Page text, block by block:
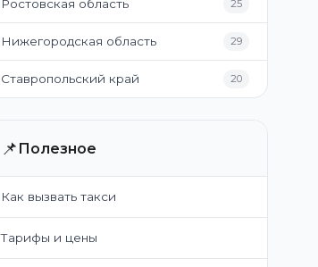
Ростовская область 25
Нижегородская область 29
Ставропольский край 20
📌 Полезное
Как вызвать такси
Тарифы и цены